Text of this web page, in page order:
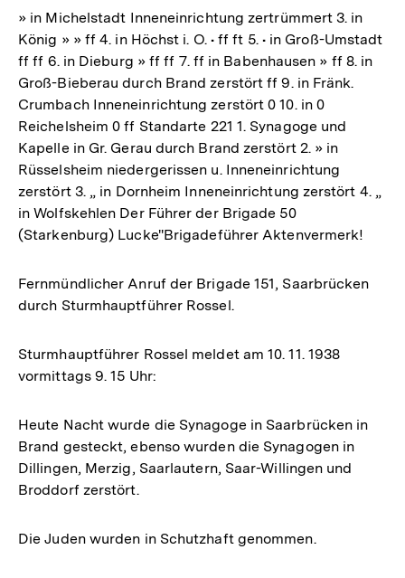
» in Michelstadt Inneneinrichtung zertrümmert 3. in
König » » ff 4. in Höchst i. O. • ff ft 5. • in Groß-Umstadt
ff ff 6. in Dieburg » ff ff 7. ff in Babenhausen » ff 8. in
Groß-Bieberau durch Brand zerstört ff 9. in Fränk.
Crumbach Inneneinrichtung zerstört 0 10. in 0
Reichelsheim 0 ff Standarte 221 1. Synagoge und
Kapelle in Gr. Gerau durch Brand zerstört 2. » in
Rüsselsheim niedergerissen u. Inneneinrichtung
zerstört 3. „ in Dornheim Inneneinrichtung zerstört 4. „
in Wolfskehlen Der Führer der Brigade 50
(Starkenburg) Lucke''Brigadeführer Aktenvermerk!
Fernmündlicher Anruf der Brigade 151, Saarbrücken
durch Sturmhauptführer Rossel.
Sturmhauptführer Rossel meldet am 10. 11. 1938
vormittags 9. 15 Uhr:
Heute Nacht wurde die Synagoge in Saarbrücken in
Brand gesteckt, ebenso wurden die Synagogen in
Dillingen, Merzig, Saarlautern, Saar-Willingen und
Broddorf zerstört.
Die Juden wurden in Schutzhaft genommen.